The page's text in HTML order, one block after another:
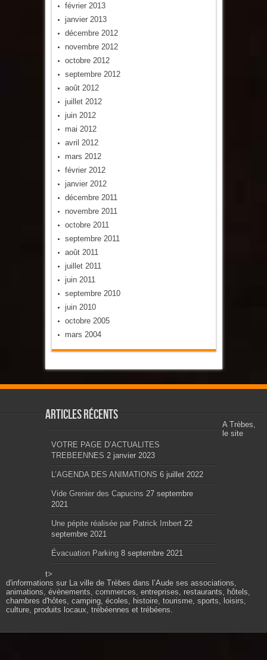
février 2013
janvier 2013
décembre 2012
novembre 2012
octobre 2012
septembre 2012
août 2012
juillet 2012
juin 2012
mai 2012
avril 2012
mars 2012
février 2012
janvier 2012
décembre 2011
novembre 2011
octobre 2011
septembre 2011
août 2011
juillet 2011
juin 2011
septembre 2010
juin 2010
octobre 2005
mars 2004
Articles récents
VOTRE PAGE D’ACTUALITES
TREBEENNES 2 janvier 2023
L’AGENDA DES ANIMATIONS 6 juillet 2022
Vide Grenier des Capucins 27 septembre
2021
Une pépite réalisée par Patrick Imbert 22
septembre 2021
Évacuation Parking 8 septembre 2021
t>
A Trèbes,
le site
d'informations sur La ville de Trèbes dans l’Aude ses associations,
animations, évènements, commerces, entreprises, restaurants, hôtels,
chambres d'hôtes, camping, écoles, histoire, tourisme, sports, loisirs,
culture, produits locaux, trébéennes et trébéens.